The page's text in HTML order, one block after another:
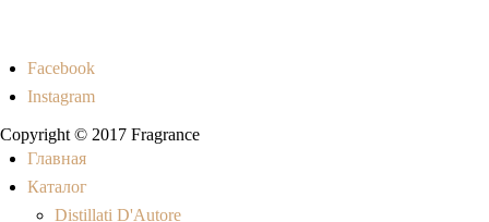
Facebook
Instagram
Copyright © 2017 Fragrance
Главная
Каталог
Distillati D'Autore